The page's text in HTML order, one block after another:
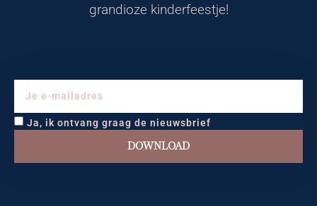
grandioze kinderfeestje!
Ja, ik ontvang graag de nieuwsbrief
DOWNLOAD